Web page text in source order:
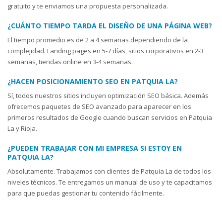
gratuito y te enviamos una propuesta personalizada.
¿CUÁNTO TIEMPO TARDA EL DISEÑO DE UNA PÁGINA WEB?
El tiempo promedio es de 2 a 4 semanas dependiendo de la
complejidad. Landing pages en 5-7 días, sitios corporativos en 2-3
semanas, tiendas online en 3-4 semanas.
¿HACEN POSICIONAMIENTO SEO EN PATQUIA LA?
Sí, todos nuestros sitios incluyen optimización SEO básica. Además
ofrecemos paquetes de SEO avanzado para aparecer en los
primeros resultados de Google cuando buscan servicios en Patquia
La y Rioja.
¿PUEDEN TRABAJAR CON MI EMPRESA SI ESTOY EN
PATQUIA LA?
Absolutamente. Trabajamos con clientes de Patquia La de todos los
niveles técnicos. Te entregamos un manual de uso y te capacitamos
para que puedas gestionar tu contenido fácilmente.